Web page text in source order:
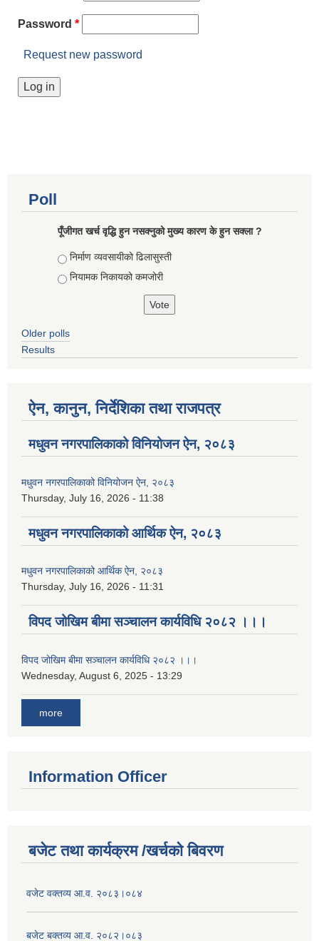
Password *
Request new password
Poll
पूँजीगत खर्च वृद्धि हुन नसक्नुको मुख्य कारण के हुन सक्ला ?
Choices
निर्माण व्यवसायीको ढिलासुस्ती
नियामक निकायको कमजोरी
Older polls
Results
ऐन, कानुन, निर्देशिका तथा राजपत्र
मधुवन नगरपालिकाको विनियोजन ऐन, २०८३
मधुवन नगरपालिकाको विनियोजन ऐन, २०८३
Thursday, July 16, 2026 - 11:38
मधुवन नगरपालिकाको आर्थिक ऐन, २०८३
मधुवन नगरपालिकाको आर्थिक ऐन, २०८३
Thursday, July 16, 2026 - 11:31
विपद जोखिम बीमा सञ्चालन कार्यविधि २०८२ ।।।
विपद जोखिम बीमा सञ्चालन कार्यविधि २०८२ ।।।
Wednesday, August 6, 2025 - 13:29
more
Information Officer
बजेट तथा कार्यक्रम /खर्चको बिवरण
वजेट वक्तव्य आ.व. २०८३।०८४
बजेट बक्तव्य आ.व. २०८२।०८३